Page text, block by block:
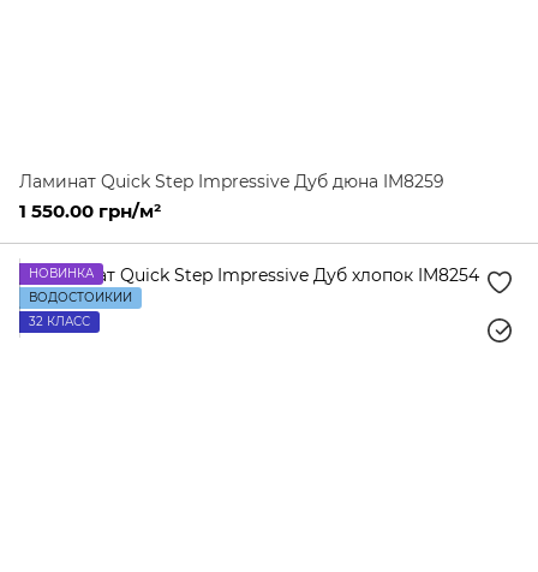
Ламинат Quick Step Impressive Дуб дюна IM8259
1 550.00 грн/м²
НОВИНКА
ВОДОСТОЙКИЙ
32 КЛАСС